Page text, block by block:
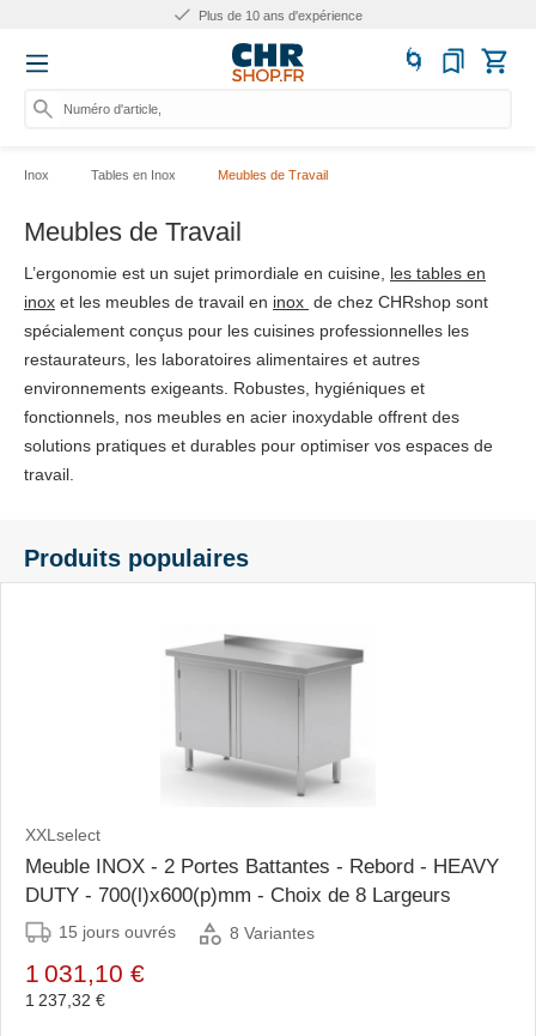
Plus de 10 ans d'expérience
Numéro d'article, catégor
Inox Tables en Inox Meubles de Travail
Meubles de Travail
L’ergonomie est un sujet primordiale en cuisine, les tables en
inox et les meubles de travail en inox de chez CHRshop sont
spécialement conçus pour les cuisines professionnelles les
restaurateurs, les laboratoires alimentaires et autres
environnements exigeants. Robustes, hygiéniques et
fonctionnels, nos meubles en acier inoxydable offrent des
solutions pratiques et durables pour optimiser vos espaces de
travail.
Produits populaires
XXLselect
Meuble INOX - 2 Portes Battantes - Rebord - HEAVY
DUTY - 700(l)x600(p)mm - Choix de 8 Largeurs
15 jours ouvrés 8 Variantes
1 031,10 €
1 237,32 €